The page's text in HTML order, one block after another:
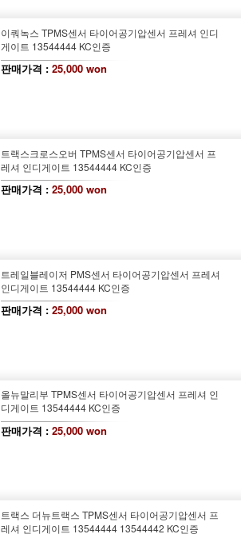
이쿼녹스 TPMS센서 타이어공기압센서 프레셔 인디
게이트 13544444 KC인증
판매가격 : 25,000 won
트랙스크로스오버 TPMS센서 타이어공기압센서 프
레셔 인디게이트 13544444 KC인증
판매가격 : 25,000 won
트레일블레이저 PMS센서 타이어공기압센서 프레셔
인디게이트 13544444 KC인증
판매가격 : 25,000 won
올뉴말리부 TPMS센서 타이어공기압센서 프레셔 인
디게이트 13544444 KC인증
판매가격 : 25,000 won
트랙스 더뉴트랙스 TPMS센서 타이어공기압센서 프
레셔 인디게이트 13544444 13544442 KC인증